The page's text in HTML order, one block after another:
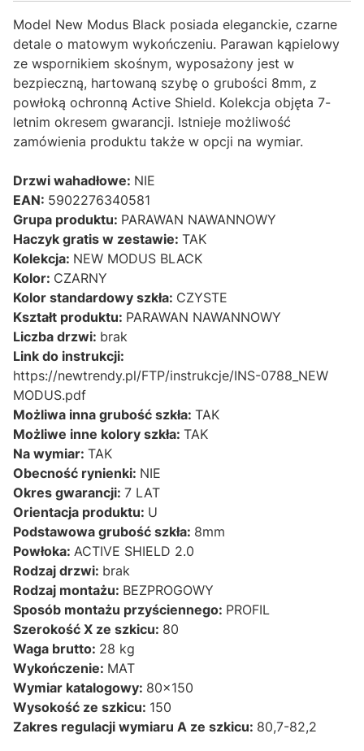
Model New Modus Black posiada eleganckie, czarne
detale o matowym wykończeniu. Parawan kąpielowy
ze wspornikiem skośnym, wyposażony jest w
bezpieczną, hartowaną szybę o grubości 8mm, z
powłoką ochronną Active Shield. Kolekcja objęta 7-
letnim okresem gwarancji. Istnieje możliwość
zamówienia produktu także w opcji na wymiar.
Drzwi wahadłowe: NIE
EAN: 5902276340581
Grupa produktu: PARAWAN NAWANNOWY
Haczyk gratis w zestawie: TAK
Kolekcja: NEW MODUS BLACK
Kolor: CZARNY
Kolor standardowy szkła: CZYSTE
Kształt produktu: PARAWAN NAWANNOWY
Liczba drzwi: brak
Link do instrukcji:
https://newtrendy.pl/FTP/instrukcje/INS-0788_NEW
MODUS.pdf
Możliwa inna grubość szkła: TAK
Możliwe inne kolory szkła: TAK
Na wymiar: TAK
Obecność rynienki: NIE
Okres gwarancji: 7 LAT
Orientacja produktu: U
Podstawowa grubość szkła: 8mm
Powłoka: ACTIVE SHIELD 2.0
Rodzaj drzwi: brak
Rodzaj montażu: BEZPROGOWY
Sposób montażu przyściennego: PROFIL
Szerokość X ze szkicu: 80
Waga brutto: 28 kg
Wykończenie: MAT
Wymiar katalogowy: 80x150
Wysokość ze szkicu: 150
Zakres regulacji wymiaru A ze szkicu: 80,7-82,2